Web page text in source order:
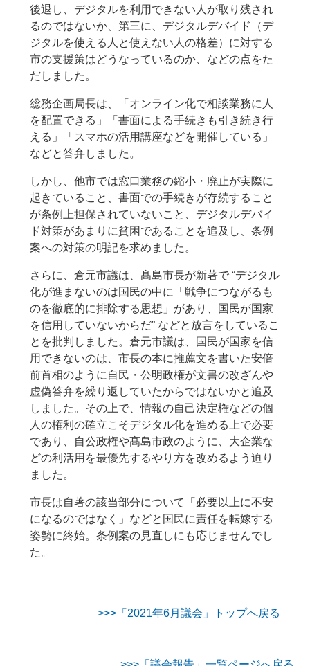
後退し、デジタルを利用できない人が取り残され
るのではないか、第三に、デジタルデバイド（デ
ジタルを使える人と使えない人の格差）に対する
市の支援策はどうなっているのか、などの点をた
だしました。
総務企画局長は、「オンライン化で相談業務に人
を配置できる」「書面による手続きも引き続き行
える」「スマホの活用講座などを開催している」
などと答弁しました。
しかし、他市では窓口業務の縮小・廃止が実際に
起きていること、書面での手続きが存続すること
が条例上担保されていないこと、デジタルデバイ
ド対策があまりに貧困であることを追及し、条例
案への対策の明記を求めました。
さらに、倉元市議は、髙島市長が新著で “デジタル
化が進まないのは国民の中に「戦争につながるも
のを徹底的に排除する思想」があり、国民が国家
を信用していないからだ” などと放言をしているこ
とを批判しました。倉元市議は、国民が国家を信
用できないのは、市長の本に推薦文を書いた安倍
前首相のように自民・公明政権が文書の改ざんや
虚偽答弁を繰り返していたからではないかと追及
しました。その上で、情報の自己決定権などの個
人の権利の確立こそデジタル化を進める上で必要
であり、自公政権や髙島市政のように、大企業な
どの利活用を最優先するやり方を改めるよう迫り
ました。
市長は自著の該当部分について「必要以上に不安
になるのではなく」などと国民に責任を転嫁する
姿勢に終始。条例案の見直しにも応じませんでし
た。
>>>「2021年6月議会」トップへ戻る